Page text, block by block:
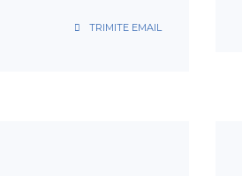
TRIMITE EMAIL